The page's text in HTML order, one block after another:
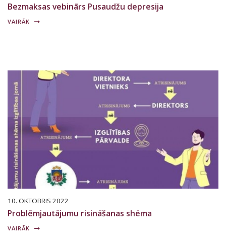
Bezmaksas vebinārs Pusaudžu depresija
VAIRĀK
10. OKTOBRIS 2022
Problēmjautājumu risināšanas shēma
VAIRĀK